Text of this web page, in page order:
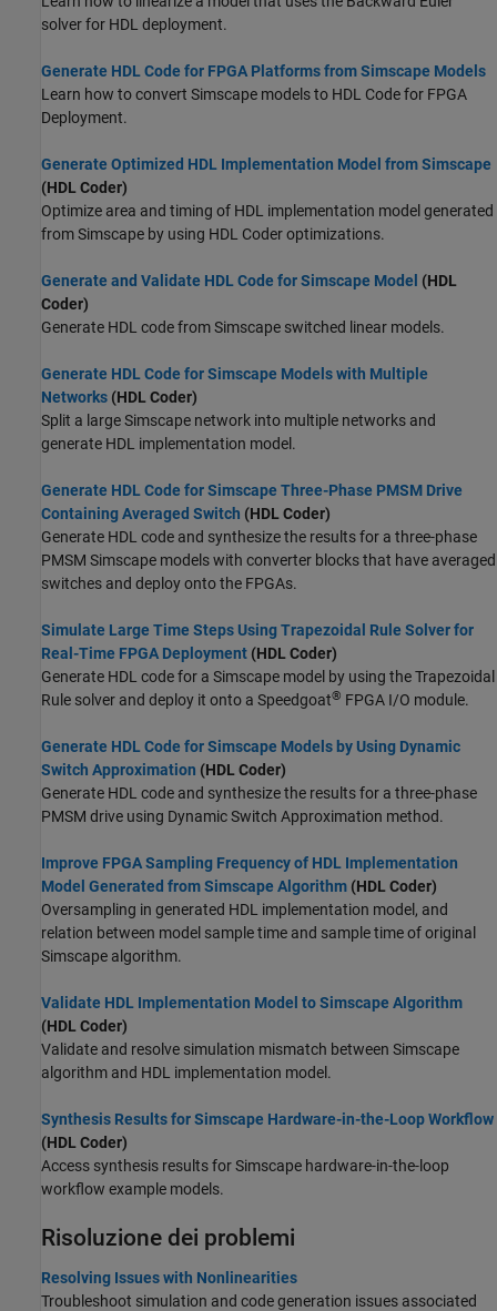
solver for HDL deployment.
Generate HDL Code for FPGA Platforms from Simscape Models
Learn how to convert Simscape models to HDL Code for FPGA
Deployment.
Generate Optimized HDL Implementation Model from Simscape
(HDL Coder)
Optimize area and timing of HDL implementation model generated
from Simscape by using HDL Coder optimizations.
Generate and Validate HDL Code for Simscape Model (HDL
Coder)
Generate HDL code from Simscape switched linear models.
Generate HDL Code for Simscape Models with Multiple
Networks (HDL Coder)
Split a large Simscape network into multiple networks and
generate HDL implementation model.
Generate HDL Code for Simscape Three-Phase PMSM Drive
Containing Averaged Switch (HDL Coder)
Generate HDL code and synthesize the results for a three-phase
PMSM Simscape models with converter blocks that have averaged
switches and deploy onto the FPGAs.
Simulate Large Time Steps Using Trapezoidal Rule Solver for
Real-Time FPGA Deployment (HDL Coder)
Generate HDL code for a Simscape model by using the Trapezoidal
Rule solver and deploy it onto a Speedgoat® FPGA I/O module.
Generate HDL Code for Simscape Models by Using Dynamic
Switch Approximation (HDL Coder)
Generate HDL code and synthesize the results for a three-phase
PMSM drive using Dynamic Switch Approximation method.
Improve FPGA Sampling Frequency of HDL Implementation
Model Generated from Simscape Algorithm (HDL Coder)
Oversampling in generated HDL implementation model, and
relation between model sample time and sample time of original
Simscape algorithm.
Validate HDL Implementation Model to Simscape Algorithm
(HDL Coder)
Validate and resolve simulation mismatch between Simscape
algorithm and HDL implementation model.
Synthesis Results for Simscape Hardware-in-the-Loop Workflow
(HDL Coder)
Access synthesis results for Simscape hardware-in-the-loop
workflow example models.
Risoluzione dei problemi
Resolving Issues with Nonlinearities
Troubleshoot simulation and code generation issues associated